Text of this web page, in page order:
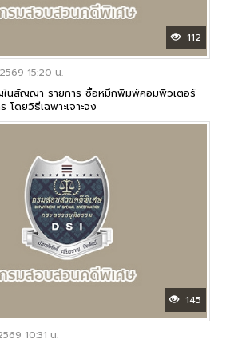
112
15:20 น.
ญในสัญญา รายการ ซื้อหมึกพิมพ์คอมพิวเตอร์
โดยวิธีเฉพาะเจาะจง
145
10:31 น.